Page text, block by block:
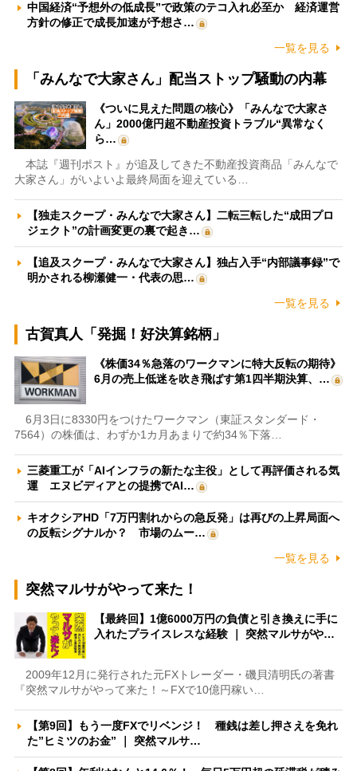
中国経済“予想外の低成長”で政策のテコ入れ必至か 経済運営
方針の修正で成長加速が予想さ…
一覧を見る
「みんなで大家さん」配当ストップ騒動の内幕
《ついに見えた問題の核心》「みんなで大家さ
ん」2000億円超不動産投資トラブル“異常なく
ら…
本誌『週刊ポスト』が追及してきた不動産投資商品「みんなで
大家さん」がいよいよ最終局面を迎えている…
【独走スクープ・みんなで大家さん】二転三転した“成田プロ
ジェクト”の計画変更の裏で起き…
【追及スクープ・みんなで大家さん】独占入手“内部議事録”で
明かされる柳瀬健一・代表の思…
一覧を見る
古賀真人「発掘！好決算銘柄」
《株価34％急落のワークマンに特大反転の期待》
6月の売上低迷を吹き飛ばす第1四半期決算、…
6月3日に8330円をつけたワークマン（東証スタンダード・
7564）の株価は、わずか1カ月あまりで約34％下落…
三菱重工が「AIインフラの新たな主役」として再評価される気
運 エヌビディアとの提携でAI…
キオクシアHD「7万円割れからの急反発」は再びの上昇局面へ
の反転シグナルか？ 市場のムー…
一覧を見る
突然マルサがやって来た！
【最終回】1億6000万円の負債と引き換えに手に
入れたプライスレスな経験 ｜ 突然マルサがや…
2009年12月に発行された元FXトレーダー・磯貝清明氏の著書
『突然マルサがやって来た！～FXで10億円稼い…
【第9回】もう一度FXでリベンジ！ 種銭は差し押さえを免れ
た”ヒミツのお金” ｜ 突然マルサ…